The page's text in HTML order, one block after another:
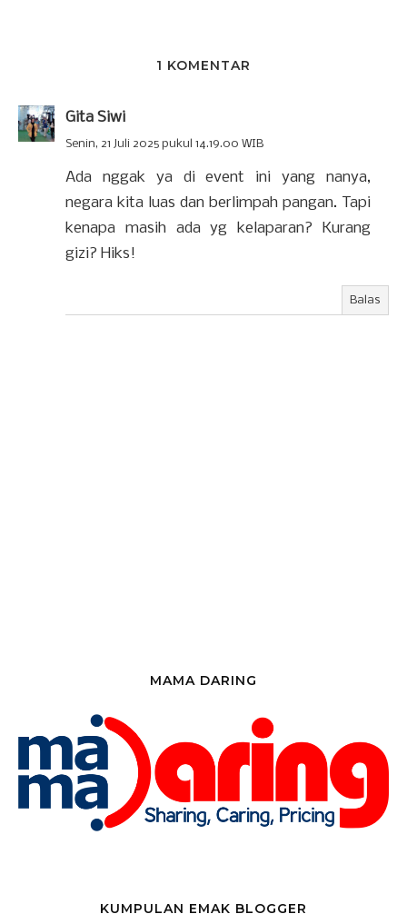
1 KOMENTAR
Gita Siwi
Senin, 21 Juli 2025 pukul 14.19.00 WIB
Ada nggak ya di event ini yang nanya,
negara kita luas dan berlimpah pangan. Tapi
kenapa masih ada yg kelaparan? Kurang
gizi? Hiks!
Balas
MAMA DARING
KUMPULAN EMAK BLOGGER